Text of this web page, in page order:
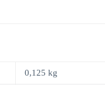
0,125 kg